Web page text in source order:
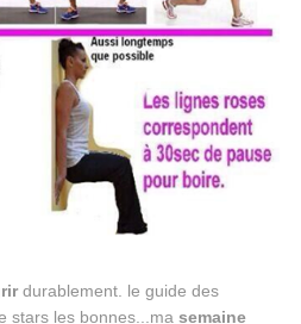
durablement. le guide des
stars les bonnes...ma semaine